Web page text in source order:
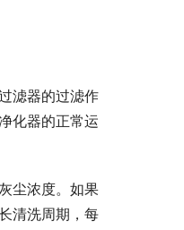
滤器的过滤作
化器的正常运
尘浓度。如果
清洗周期，每